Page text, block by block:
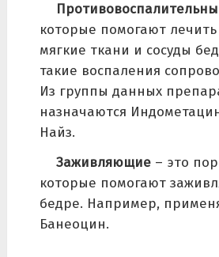
которые помогают
мягкие ткани и сосуды
такие воспаления
Из группы данных
назначаются
Найз.
Заживляющие– это
которые помогают
бедре. Например,
Банеоцин.